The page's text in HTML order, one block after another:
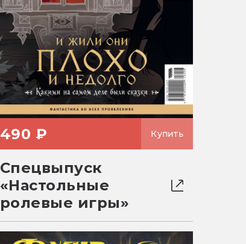
490 ₽ Купить
Спецвыпуск
«Настольные
ролевые игры»